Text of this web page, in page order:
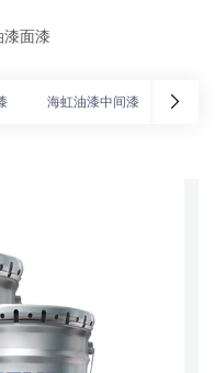
漆面漆
海虹油漆中间漆 海虹油